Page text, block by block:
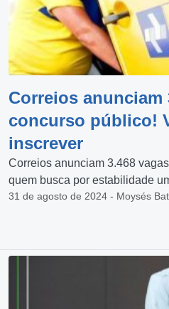
Correios anunciam
concurso público!
inscrever
Correios anunciam 3.468
quem busca por estabilidade
31 de agosto de 2024 - Moysés